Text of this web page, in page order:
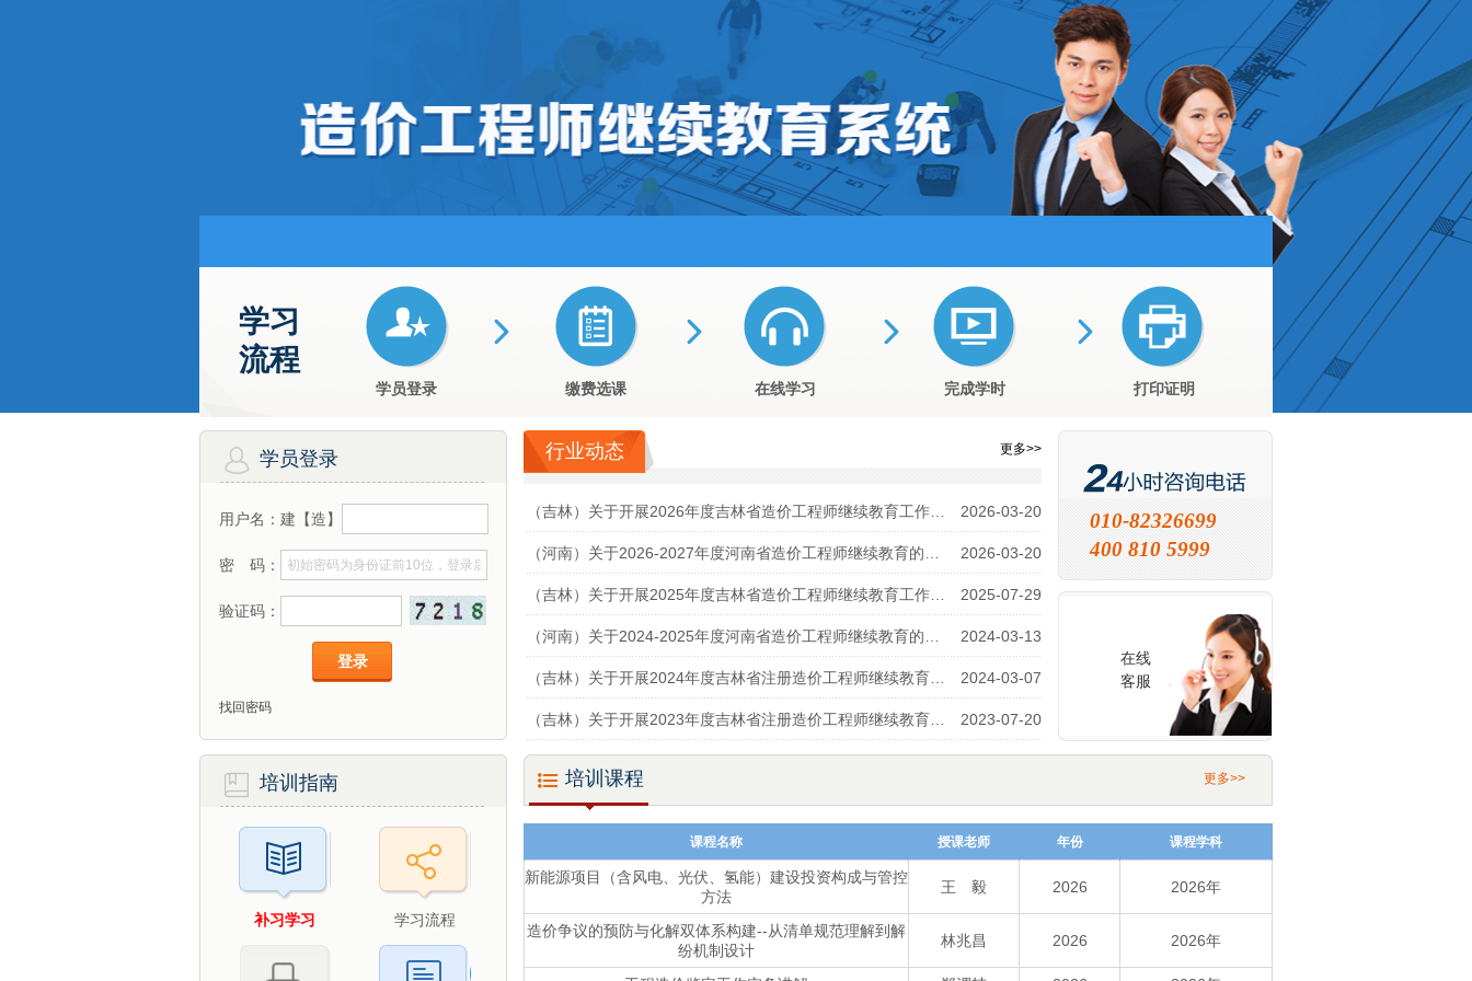
学习
流程
学员登录 缴费选课 在线学习 完成学时 打印证明
学员登录
用户名：建【造】
密 码：
验证码：
找回密码
行业动态 更多>>
2026-03-20
2026-03-20
2025-07-29
2024-03-13
2024-03-07
2023-07-20
010-82326699
400 810 5999
在线
客服
培训指南
补习学习 学习流程
培训课程 更多>>
课程名称 授课老师 年份 课程学科
新能源项目（含风电、光伏、氢能）建设投资构成与管控
方法
王 毅 2026 2026年
造价争议的预防与化解双体系构建--从清单规范理解到解
纷机制设计
林兆昌 2026 2026年